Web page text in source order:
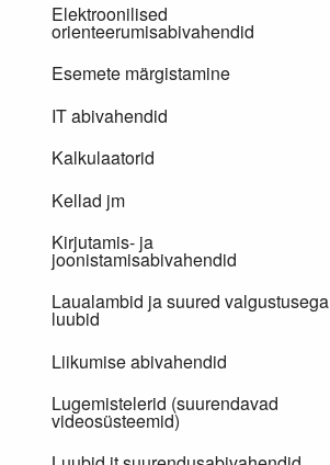
Elektroonilised
orienteerumisabivahendid
Esemete märgistamine
IT abivahendid
Kalkulaatorid
Kellad jm
Kirjutamis- ja
joonistamisabivahendid
Laualambid ja suured valgustusega
luubid
Liikumise abivahendid
Lugemistelerid (suurendavad
videosüsteemid)